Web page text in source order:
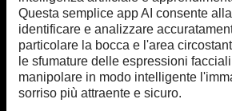
Questa semplice app AI consente
identificare e analizzare
particolare la bocca e l'area
le sfumature delle espressioni
manipolare in modo intelligente
sorriso più attraente e sicuro.